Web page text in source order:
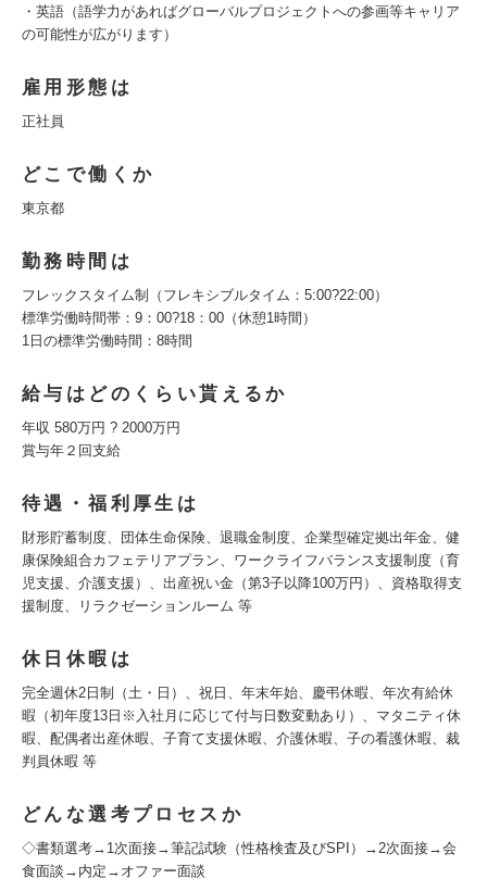
・英語（語学力があればグローバルプロジェクトへの参画等キャリア
の可能性が広がります）
雇用形態は
正社員
どこで働くか
東京都
勤務時間は
フレックスタイム制（フレキシブルタイム：5:00?22:00）
標準労働時間帯：9：00?18：00（休憩1時間）
1日の標準労働時間：8時間
給与はどのくらい貰えるか
年収 580万円 ? 2000万円
賞与年２回支給
待遇・福利厚生は
財形貯蓄制度、団体生命保険、退職金制度、企業型確定拠出年金、健
康保険組合カフェテリアプラン、ワークライフバランス支援制度（育
児支援、介護支援）、出産祝い金（第3子以降100万円）、資格取得支
援制度、リラクゼーションルーム 等
休日休暇は
完全週休2日制（土・日）、祝日、年末年始、慶弔休暇、年次有給休
暇（初年度13日※入社月に応じて付与日数変動あり）、マタニティ休
暇、配偶者出産休暇、子育て支援休暇、介護休暇、子の看護休暇、裁
判員休暇 等
どんな選考プロセスか
◇書類選考→1次面接→筆記試験（性格検査及びSPI）→2次面接→会
食面談→内定→オファー面談